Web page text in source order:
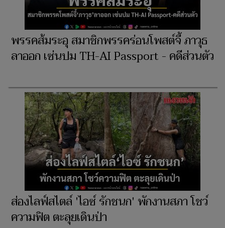
พรรคส้มระอุ สมาชิกพรรคร่อนโพสต์จี้ ภาวุธ
ลาออก เซ่นปม TH-AI Passport - คดีส่วนตัว
ส่องไลฟ์สไตล์ 'ไอซ์ รักชนก' พักงานสภา โชว์
ความฟิต ตะลุยเดินป่า